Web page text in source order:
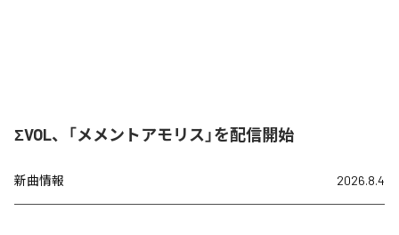
ΣVOL、「メメントアモリス」を配信開始
新曲情報 2026.8.4